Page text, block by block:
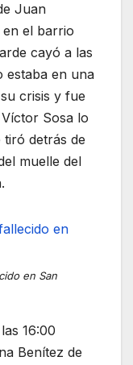
Juan
el barrio
cayó a las
estaba en una
crisis y fue
Sosa lo
tiró detrás de
muelle del
en San
16:00
Benítez de